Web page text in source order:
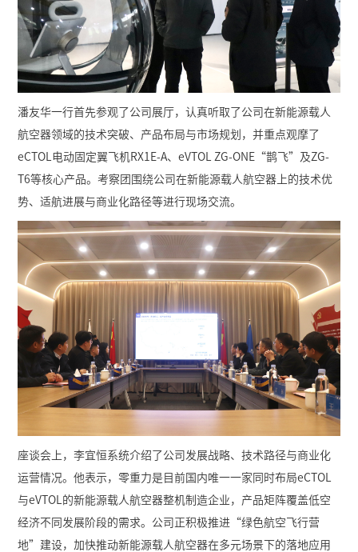
潘友华一行首先参观了公司展厅，认真听取了公司在新能源载人
航空器领域的技术突破、产品布局与市场规划，并重点观摩了
eCTOL电动固定翼飞机RX1E-A、eVTOL ZG-ONE“鹊飞”及ZG-
T6等核心产品。考察团围绕公司在新能源载人航空器上的技术优
势、适航进展与商业化路径等进行现场交流。
座谈会上，李宜恒系统介绍了公司发展战略、技术路径与商业化
运营情况。他表示，零重力是目前国内唯一一家同时布局eCTOL
与eVTOL的新能源载人航空器整机制造企业，产品矩阵覆盖低空
经济不同发展阶段的需求。公司正积极推进“绿色航空飞行营
地”建设，加快推动新能源载人航空器在多元场景下的落地应用